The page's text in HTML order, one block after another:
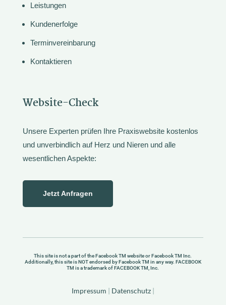
Leistungen
Kundenerfolge
Terminvereinbarung
Kontaktieren
Website-Check
Unsere Experten prüfen Ihre Praxiswebsite kostenlos
und unverbindlich auf Herz und Nieren und alle
wesentlichen Aspekte:
Jetzt Anfragen
This site is not a part of the Facebook TM website or Facebook TM Inc.
Additionally, this site is NOT endorsed by Facebook TM in any way. FACEBOOK
TM is a trademark of FACEBOOK TM, Inc.
Impressum | Datenschutz|